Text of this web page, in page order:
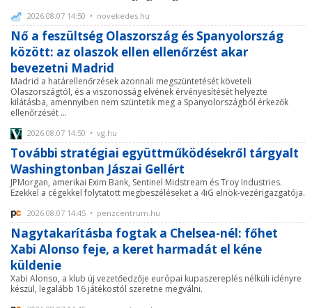
2026.08.07 14:50 • novekedes.hu
Nő a feszültség Olaszország és Spanyolország
között: az olaszok ellen ellenőrzést akar
bevezetni Madrid
Madrid a határellenőrzések azonnali megszüntetését követeli
Olaszországtól, és a viszonosság elvének érvényesítését helyezte
kilátásba, amennyiben nem szüntetik meg a Spanyolországból érkezők
ellenőrzését ...
2026.08.07 14:50 • vg.hu
További stratégiai együttműködésekről tárgyalt
Washingtonban Jászai Gellért
JPMorgan, amerikai Exim Bank, Sentinel Midstream és Troy Industries.
Ezekkel a cégekkel folytatott megbeszéléseket a 4iG elnök-vezérigazgatója.
2026.08.07 14:45 • penzcentrum.hu
Nagytakarításba fogtak a Chelsea-nél: főhet
Xabi Alonso feje, a keret harmadát el kéne
küldenie
Xabi Alonso, a klub új vezetőedzője európai kupaszereplés nélküli idényre
készül, legalább 16 játékostól szeretne megválni.